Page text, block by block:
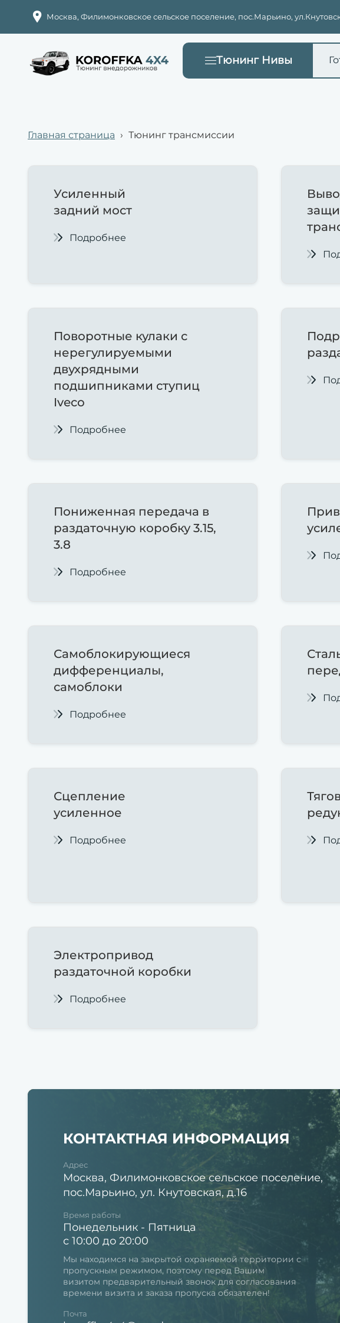
Москва, Филимонковское сельское поселение, пос.Марьино,
Тюнинг Нивы
Главная страница › Тюнинг трансмиссии
Усиленный
задний мост
Подробнее
Поворотные кулаки с
нерегулируемыми
двухрядными
подшипниками ступиц
Iveco
Подробнее
Пониженная передача в
раздаточную коробку 3.15,
3.8
Подробнее
Самоблокирующиеся
дифференциалы,
самоблоки
Подробнее
Сцепление
усиленное
Подробнее
Электропривод
раздаточной коробки
Подробнее
КОНТАКТНАЯ ИНФОРМАЦИЯ
Адрес
Москва, Филимонковское сельское поселение,
пос.Марьино, ул. Кнутовская, д.16
Время работы
Понедельник - Пятница
с 10:00 до 20:00
Мы находимся на закрытой охраняемой территории с
пропускным режимом, поэтому перед Вашим
визитом предварительный звонок для согласования
времени визита и заказа пропуска обязателен!
Почта